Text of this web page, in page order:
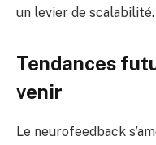
un levier de scalabilité.
Tendances
venir
Le neurofeedback